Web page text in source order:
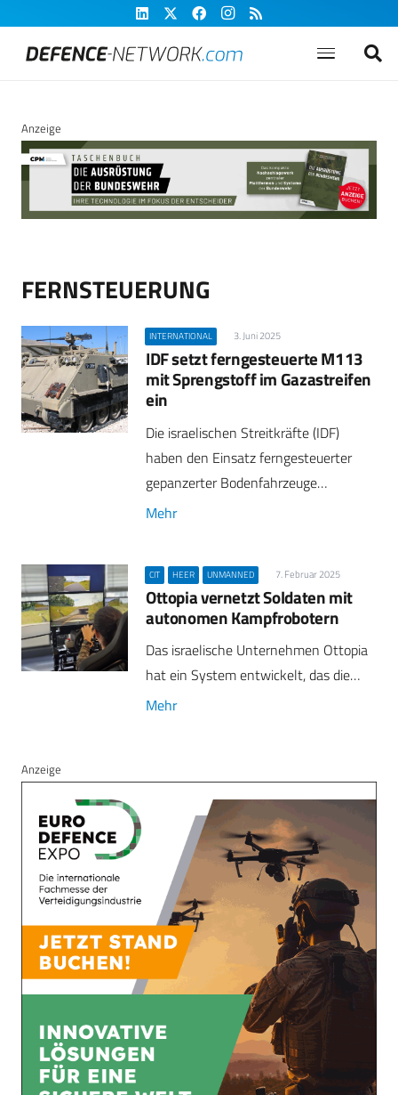
Anzeige
FERNSTEUERUNG
INTERNATIONAL 3. Juni 2025
IDF setzt ferngesteuerte M113
mit Sprengstoff im Gazastreifen
ein
Die israelischen Streitkräfte (IDF)
haben den Einsatz ferngesteuerter
gepanzerter Bodenfahrzeuge…
Mehr
CIT HEER UNMANNED 7. Februar 2025
Ottopia vernetzt Soldaten mit
autonomen Kampfrobotern
Das israelische Unternehmen Ottopia
hat ein System entwickelt, das die…
Mehr
Anzeige